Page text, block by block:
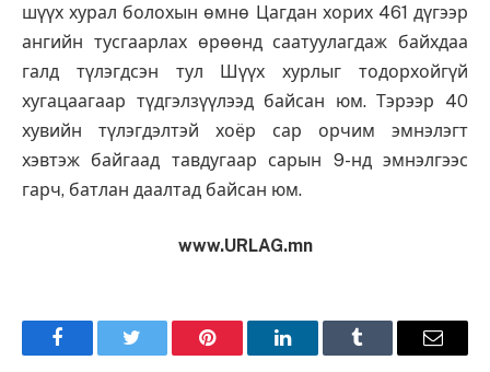
шүүх хурал болохын өмнө Цагдан хорих 461 дүгээр
ангийн тусгаарлах өрөөнд саатуулагдаж байхдаа
галд түлэгдсэн тул Шүүх хурлыг тодорхойгүй
хугацаагаар түдгэлзүүлээд байсан юм. Тэрээр 40
хувийн түлэгдэлтэй хоёр сар орчим эмнэлэгт
хэвтэж байгаад тавдугаар сарын 9-нд эмнэлгээс
гарч, батлан даалтад байсан юм.
www.URLAG.mn
FacebookTwitter Pinterest LinkedInTumblr Имэйл